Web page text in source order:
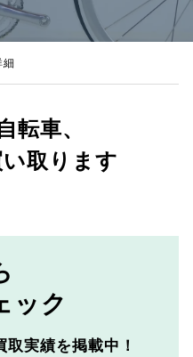
細
転車、
取ります
ック
取実績を掲載中！